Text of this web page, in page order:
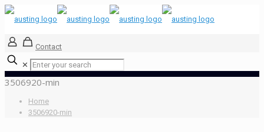
Contact
✕
3506920-min
Home
3506920-min